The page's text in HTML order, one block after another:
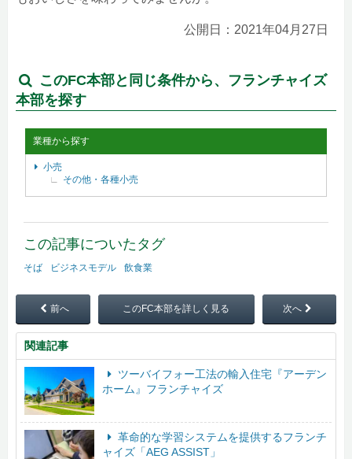
公開日：2021年04月27日
このFC本部と同じ条件から、フランチャイズ
本部を探す
業種から探す
小売
その他・各種小売
この記事についたタグ
そば ビジネスモデル 飲食業
前へ このFC本部を詳しく見る 次へ
関連記事
ツーバイフォー工法の輸入住宅『アーデン
ホーム』フランチャイズ
革命的な学習システムを提供するフランチ
ャイズ「AEG ASSIST」